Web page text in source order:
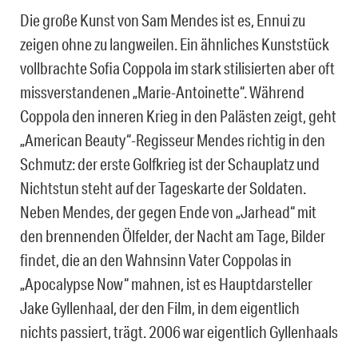
Die große Kunst von Sam Mendes ist es, Ennui zu
zeigen ohne zu langweilen. Ein ähnliches Kunststück
vollbrachte Sofia Coppola im stark stilisierten aber oft
missverstandenen „Marie-Antoinette“. Während
Coppola den inneren Krieg in den Palästen zeigt, geht
„American Beauty“-Regisseur Mendes richtig in den
Schmutz: der erste Golfkrieg ist der Schauplatz und
Nichtstun steht auf der Tageskarte der Soldaten.
Neben Mendes, der gegen Ende von „Jarhead“ mit
den brennenden Ölfelder, der Nacht am Tage, Bilder
findet, die an den Wahnsinn Vater Coppolas in
„Apocalypse Now“ mahnen, ist es Hauptdarsteller
Jake Gyllenhaal, der den Film, in dem eigentlich
nichts passiert, trägt. 2006 war eigentlich Gyllenhaals